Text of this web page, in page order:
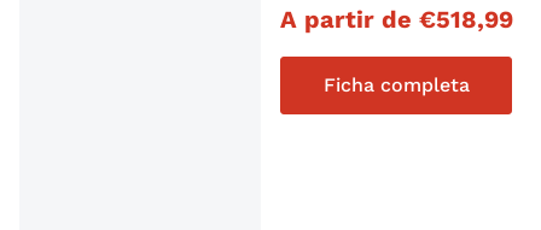
Precio habitual
A partir de €518,99
Ficha completa